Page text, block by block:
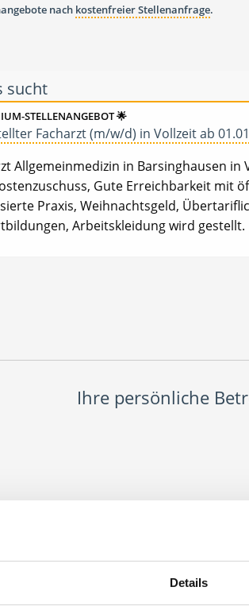
Details
nach kostenfreier Stellenanfrage.
sucht
STELLENANGEBOT 🌟
Facharzt (m/w/d) in Vollzeit ab
Allgemeinmedizin in Barsinghausen in
Gute Erreichbarkeit mit
Praxis, Weihnachtsgeld,
Arbeitskleidung wird gestellt.
Ihre persönliche